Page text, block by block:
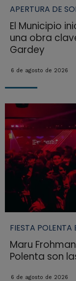
APERTURA DE
El Municipio
una obra
Gardey
6 de agosto de 2026
FIESTA POLENTA
Maru
Polenta son
6 de agosto de 2026